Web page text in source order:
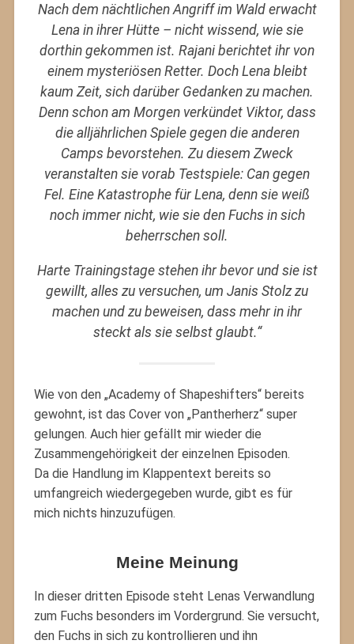
Nach dem nächtlichen Angriff im Wald erwacht
Lena in ihrer Hütte – nicht wissend, wie sie
dorthin gekommen ist. Rajani berichtet ihr von
einem mysteriösen Retter. Doch Lena bleibt
kaum Zeit, sich darüber Gedanken zu machen.
Denn schon am Morgen verkündet Viktor, dass
die alljährlichen Spiele gegen die anderen
Camps bevorstehen. Zu diesem Zweck
veranstalten sie vorab Testspiele: Can gegen
Fel. Eine Katastrophe für Lena, denn sie weiß
noch immer nicht, wie sie den Fuchs in sich
beherrschen soll.
Harte Trainingstage stehen ihr bevor und sie ist
gewillt, alles zu versuchen, um Janis Stolz zu
machen und zu beweisen, dass mehr in ihr
steckt als sie selbst glaubt.“
Wie von den „Academy of Shapeshifters“ bereits
gewohnt, ist das Cover von „Pantherherz“ super
gelungen. Auch hier gefällt mir wieder die
Zusammengehörigkeit der einzelnen Episoden.
Da die Handlung im Klappentext bereits so
umfangreich wiedergegeben wurde, gibt es für
mich nichts hinzuzufügen.
Meine Meinung
In dieser dritten Episode steht Lenas Verwandlung
zum Fuchs besonders im Vordergrund. Sie versucht,
den Fuchs in sich zu kontrollieren und ihn